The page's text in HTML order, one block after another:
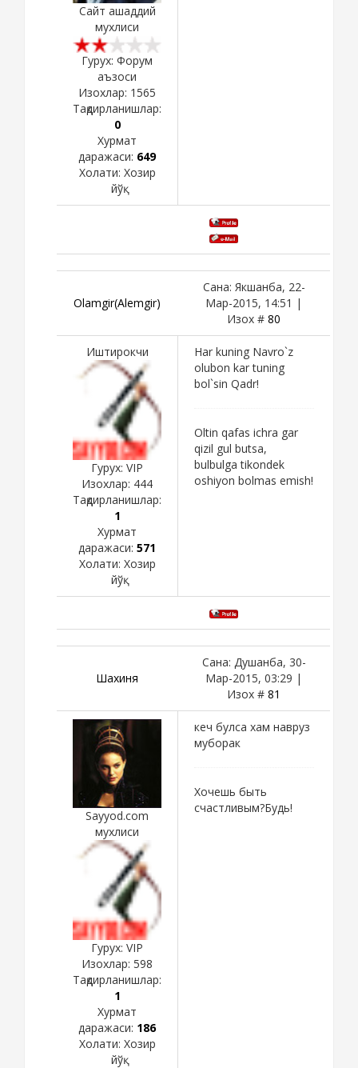
Сайт ашаддий
мухлиси
Гурух: Форум
аъзоси
Изохлар: 1565
Тақдирланишлар:
0
Хурмат
даражаси: 649
Холати: Хозир
йўқ
Olamgir(Alemgir)
Сана: Якшанба, 22-
Мар-2015, 14:51 |
Изох # 80
Иштирокчи
Гурух: VIP
Изохлар: 444
Тақдирланишлар:
1
Хурмат
даражаси: 571
Холати: Хозир
йўқ
Har kuning Navro`z
olubon kar tuning
bol`sin Qadr!
Oltin qafas ichra gar
qizil gul butsa,
bulbulga tikondek
oshiyon bolmas emish!
Шахиня
Сана: Душанба, 30-
Мар-2015, 03:29 |
Изох # 81
Sayyod.com
мухлиси
Гурух: VIP
Изохлар: 598
Тақдирланишлар:
1
Хурмат
даражаси: 186
Холати: Хозир
йўқ
кеч булса хам навруз
муборак
Хочешь быть
счастливым?Будь!